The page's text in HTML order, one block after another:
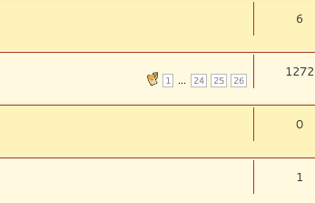
6
1 ... 24 25 26
1272
0
1